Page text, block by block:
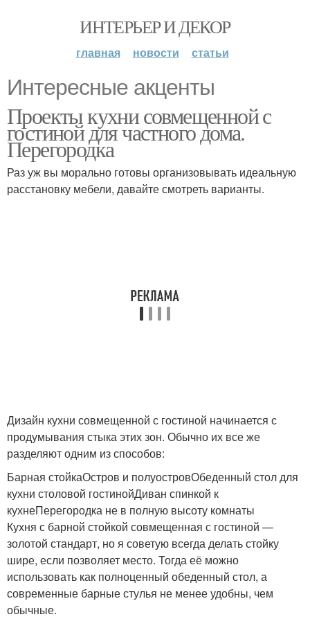
ИНТЕРЬЕР И ДЕКОР
главная новости статьи
Интересные акценты
Проекты кухни совмещенной с
гостиной для частного дома.
Перегородка
Раз уж вы морально готовы организовывать идеальную
расстановку мебели, давайте смотреть варианты.
Дизайн кухни совмещенной с гостиной начинается с
продумывания стыка этих зон. Обычно их все же
разделяют одним из способов:
Барная стойкаОстров и полуостровОбеденный стол для
кухни столовой гостинойДиван спинкой к
кухнеПерегородка не в полную высоту комнаты
Кухня с барной стойкой совмещенная с гостиной —
золотой стандарт, но я советую всегда делать стойку
шире, если позволяет место. Тогда её можно
использовать как полноценный обеденный стол, а
современные барные стулья не менее удобны, чем
обычные.